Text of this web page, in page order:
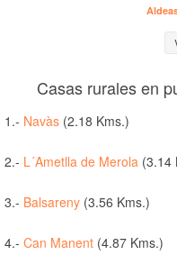
Casas rurales en
1.- Navàs (2.18 Kms.)
2.- L´Ametlla de Merola (3.14
3.- Balsareny (3.56 Kms.)
4.- Can Manent (4.87 Kms.)